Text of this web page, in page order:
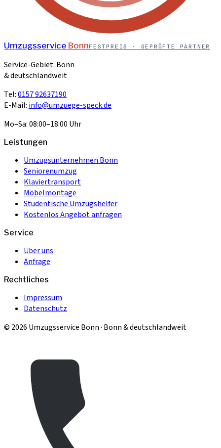
Umzugsservice BonnFESTPREIS · GEPRÜFTE PARTNER
Service-Gebiet: Bonn
& deutschlandweit
Tel:0157 92637190
E-Mail: info@umzuege-speck.de
Mo–Sa: 08:00–18:00 Uhr
Leistungen
Umzugsunternehmen Bonn
Seniorenumzug
Klaviertransport
Möbelmontage
Studentische Umzugshelfer
Kostenlos Angebot anfragen
Service
Über uns
Anfrage
Rechtliches
Impressum
Datenschutz
© 2026 Umzugsservice Bonn · Bonn & deutschlandweit